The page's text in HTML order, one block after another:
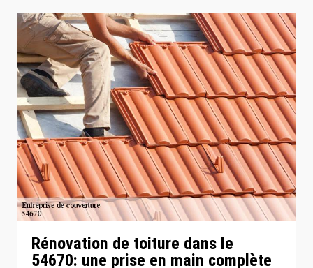
Rénovation de toiture dans le
54670: une prise en main complète